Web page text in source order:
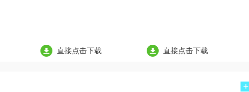
直接点击下载 直接点击下载
+